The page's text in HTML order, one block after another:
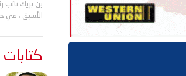
بن بريك
الأسبق ، في
كتابات